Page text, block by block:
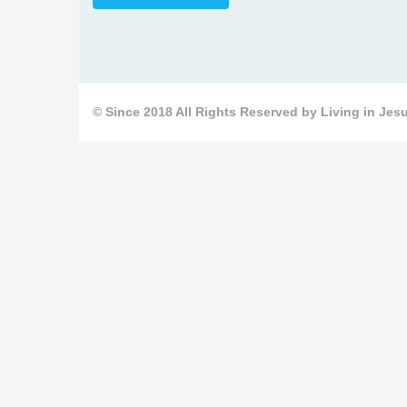
© Since 2018 All Rights Reserved by Living in